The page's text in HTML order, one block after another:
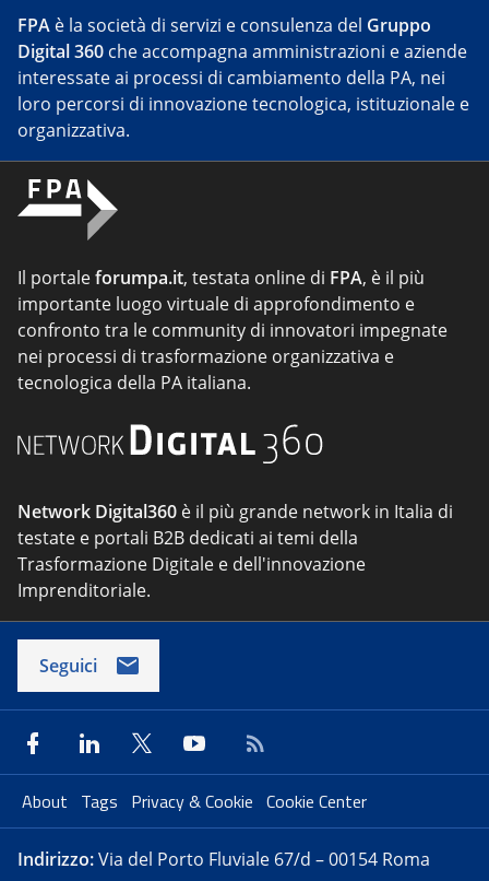
FPA è la società di servizi e consulenza del Gruppo
Digital 360 che accompagna amministrazioni e aziende
interessate ai processi di cambiamento della PA, nei
loro percorsi di innovazione tecnologica, istituzionale e
organizzativa.
Il portaleforumpa.it, testata online di FPA, è il più
importante luogo virtuale di approfondimento e
confronto tra le community di innovatori impegnate
nei processi di trasformazione organizzativa e
tecnologica della PA italiana.
Network Digital360 è il più grande network in Italia di
testate e portali B2B dedicati ai temi della
Trasformazione Digitale e dell'innovazione
Imprenditoriale.
Seguici
About Tags Privacy & Cookie Cookie Center
Indirizzo:Via del Porto Fluviale 67/d – 00154 Roma